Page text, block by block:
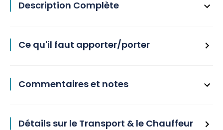
Description Complète
Ce qu'il faut apporter/porter
Commentaires et notes
Détails sur le Transport & le Chauffeur